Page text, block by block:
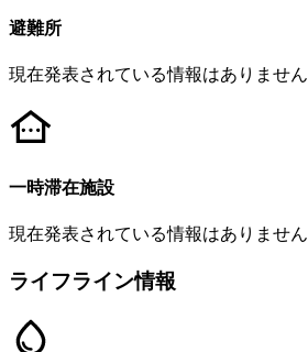
避難所
現在発表されている情報はありません
一時滞在施設
現在発表されている情報はありません
ライフライン情報